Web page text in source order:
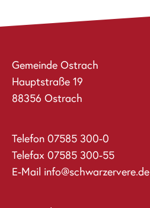
Gemeinde Ostrach
Hauptstraße 19
88356 Ostrach
Telefon 07585 300-0
Telefax 07585 300-55
E-Mail info@schwarzervere.de